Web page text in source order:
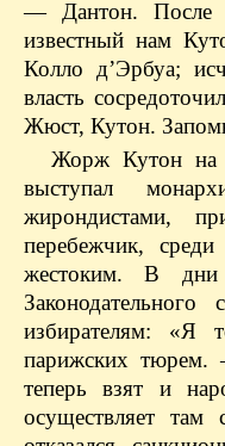
— Дантон. После
известный нам
Колло д’Эрбуа;
власть
Жюст, Кутон.
Жорж Кутон на
выступал
жирондистами,
перебежчик,
жестоким. В дни
избирателям: «Я
парижских
теперь взят и
осуществляет там